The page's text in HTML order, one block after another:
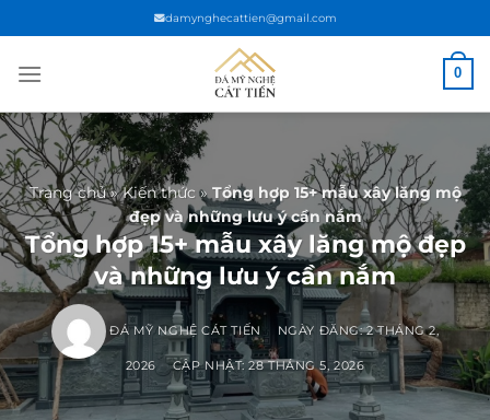
đến
nội
damynghecattien@gmail.com
0
Trang chủ»Kiến thức » Tổng hợp 15+ mẫu xây lăng mộ
đẹp và những lưu ý cần nắm
Tổng hợp 15+ mẫu xây lăng mộ đẹp
và những lưu ý cần nắm
ĐÁ MỸ NGHỆ CÁT TIẾN NGÀY ĐĂNG:2 THÁNG 2,
2026 CẬP NHẬT: 28 THÁNG 5, 2026